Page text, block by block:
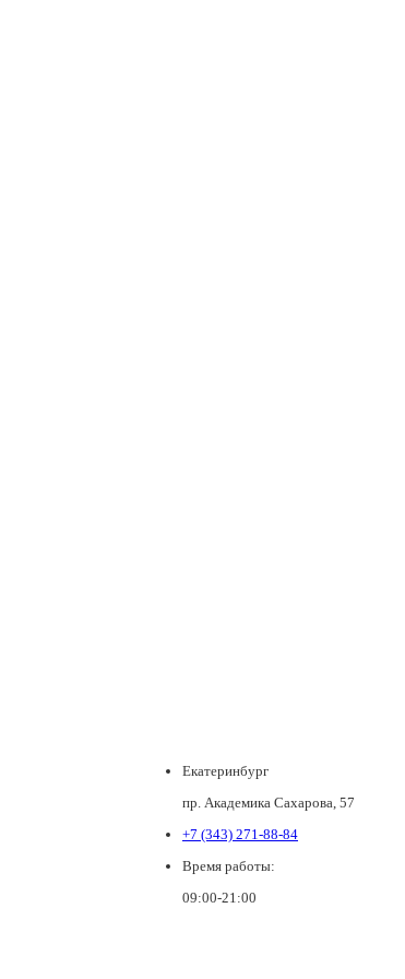
Екатеринбург
пр. Академика Сахарова, 57
+7 (343) 271-88-84
Время работы:
09:00-21:00